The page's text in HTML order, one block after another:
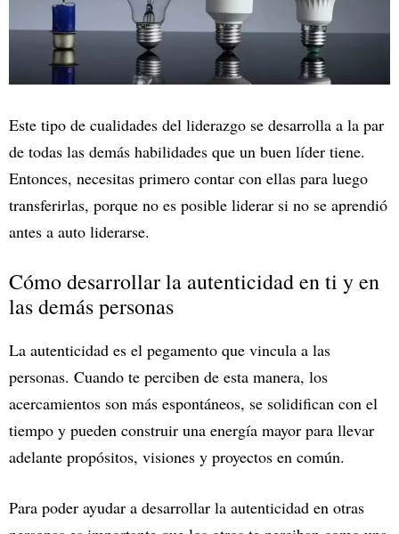
Este tipo de cualidades del liderazgo se desarrolla a la par
de todas las demás habilidades que un buen líder tiene.
Entonces, necesitas primero contar con ellas para luego
transferirlas, porque no es posible liderar si no se aprendió
antes a auto liderarse.
Cómo desarrollar la autenticidad en ti y en
las demás personas
La autenticidad es el pegamento que vincula a las
personas. Cuando te perciben de esta manera, los
acercamientos son más espontáneos, se solidifican con el
tiempo y pueden construir una energía mayor para llevar
adelante propósitos, visiones y proyectos en común.
Para poder ayudar a desarrollar la autenticidad en otras